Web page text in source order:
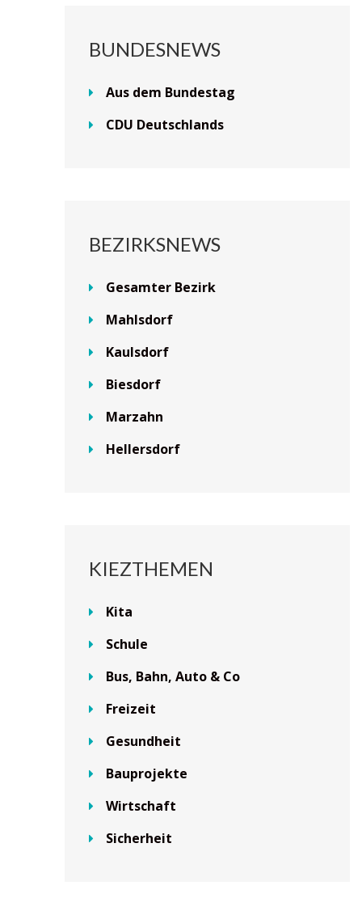
BUNDESNEWS
Aus dem Bundestag
CDU Deutschlands
BEZIRKSNEWS
Gesamter Bezirk
Mahlsdorf
Kaulsdorf
Biesdorf
Marzahn
Hellersdorf
KIEZTHEMEN
Kita
Schule
Bus, Bahn, Auto & Co
Freizeit
Gesundheit
Bauprojekte
Wirtschaft
Sicherheit